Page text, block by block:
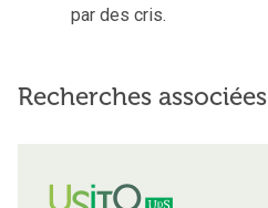
par des cris.
Recherches associées